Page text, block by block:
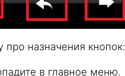
про назначения кнопок:
в главное меню.